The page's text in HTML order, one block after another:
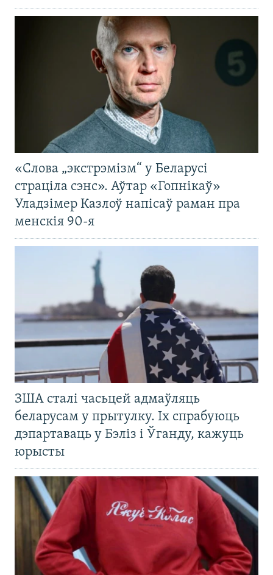
«Слова „экстрэмізм“ у Беларусі
страціла сэнс». Аўтар «Гопнікаў»
Уладзімер Казлоў напісаў раман пра
менскія 90-я
ЗША сталі часьцей адмаўляць
беларусам у прытулку. Іх спрабуюць
дэпартаваць у Бэліз і Ўганду, кажуць
юрысты